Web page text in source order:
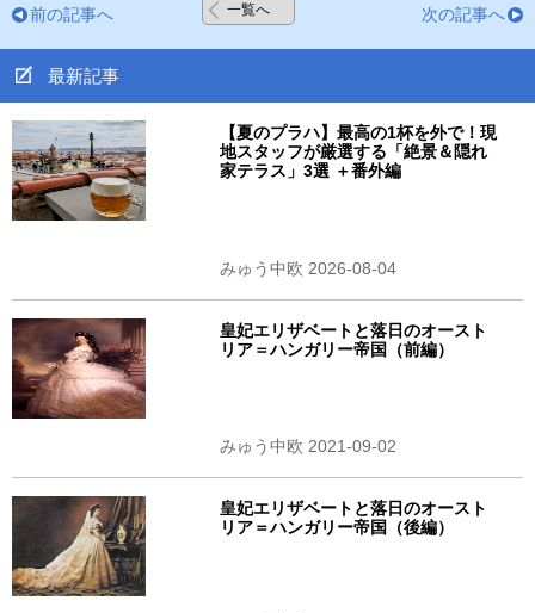
前の記事へ 一覧へ 次の記事へ
最新記事
【夏のプラハ】最高の1杯を外で！現
地スタッフが厳選する「絶景＆隠れ
家テラス」3選 ＋番外編
みゅう中欧 2026-08-04
皇妃エリザベートと落日のオースト
リア＝ハンガリー帝国（前編）
みゅう中欧 2021-09-02
皇妃エリザベートと落日のオースト
リア＝ハンガリー帝国（後編）